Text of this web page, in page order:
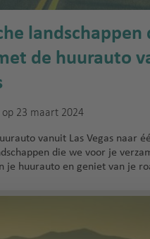
landschappen
de huurauto
op 23 maart 2024
vanuit Las Vegas naar
die we voor je
je huurauto en geniet van je